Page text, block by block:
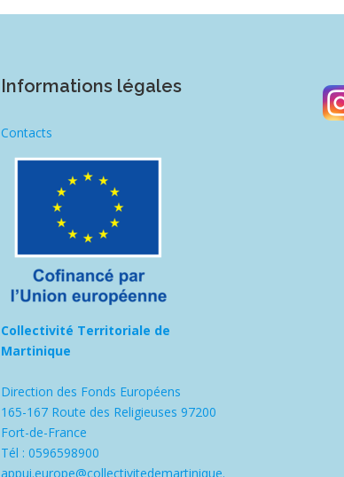
Informations légales
Contacts
Collectivité Territoriale de
Martinique
Direction des Fonds Européens
165-167 Route des Religieuses 97200
Fort-de-France
Tél : 0596598900
appui.europe@collectivitedemartinique.